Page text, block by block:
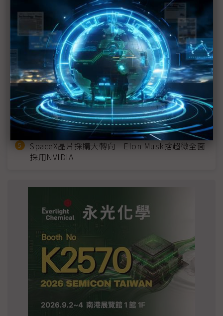
MLCC訂單過熱、出貨比創高 村田示警全球AI基
建熱潮將趨緩
2027全年記憶體產能提前售罄 買家「祕而不
宣」只怕買不夠
英特爾EMIB良率達標 聯發科第2代ASIC產品
2028準時量產
光進銅退更明確？ 聯發科估SerDes 448G為銅
線「最終戰場」
SpaceX晶片採購大轉向 Elon Musk捨超微全面
採用NVIDIA